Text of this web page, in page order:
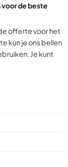
voorde beste
offerte voor het
kun je ons bellen
Je kunt